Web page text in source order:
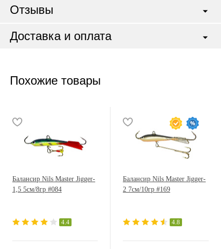
Отзывы
Доставка и оплата
Похожие товары
Балансир Nils Master Jigger-
1,5 5см/8гр #084
4.4
Балансир Nils Master Jigger-
2 7см/10гр #169
4.8